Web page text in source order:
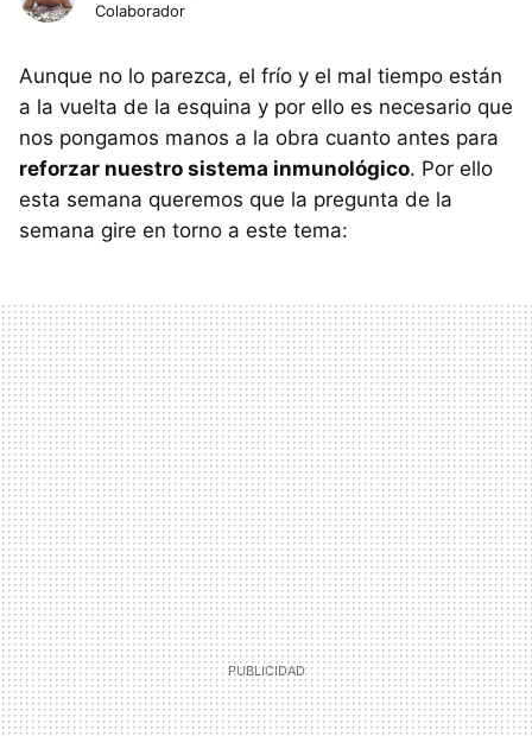
Colaborador
Aunque no lo parezca, el frío y el mal tiempo están
a la vuelta de la esquina y por ello es necesario que
nos pongamos manos a la obra cuanto antes para
reforzar nuestro sistema inmunológico. Por ello
esta semana queremos que la pregunta de la
semana gire en torno a este tema: